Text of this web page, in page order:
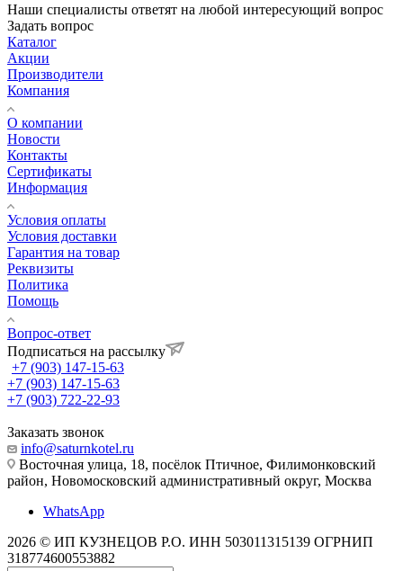
Наши специалисты ответят на любой интересующий вопрос
Задать вопрос
Каталог
Акции
Производители
Компания
О компании
Новости
Контакты
Сертификаты
Информация
Условия оплаты
Условия доставки
Гарантия на товар
Реквизиты
Политика
Помощь
Вопрос-ответ
Подписаться на рассылку
+7 (903) 147-15-63
+7 (903) 147-15-63
+7 (903) 722-22-93
Заказать звонок
info@saturnkotel.ru
Восточная улица, 18, посёлок Птичное, Филимонковский
район, Новомосковский административный округ, Москва
WhatsApp
2026 © ИП КУЗНЕЦОВ Р.О. ИНН 503011315139 ОГРНИП
318774600553882